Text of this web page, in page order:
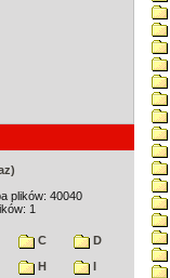
plików: 40040
1
C
D
H
I